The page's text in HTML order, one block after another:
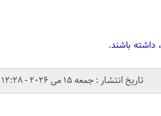
داشته باشند.
تاریخ انتشار : جمعه 15 می 2026 - 12:28